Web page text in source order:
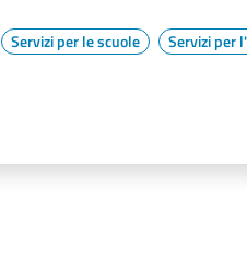
Servizi per le scuole Servizi per